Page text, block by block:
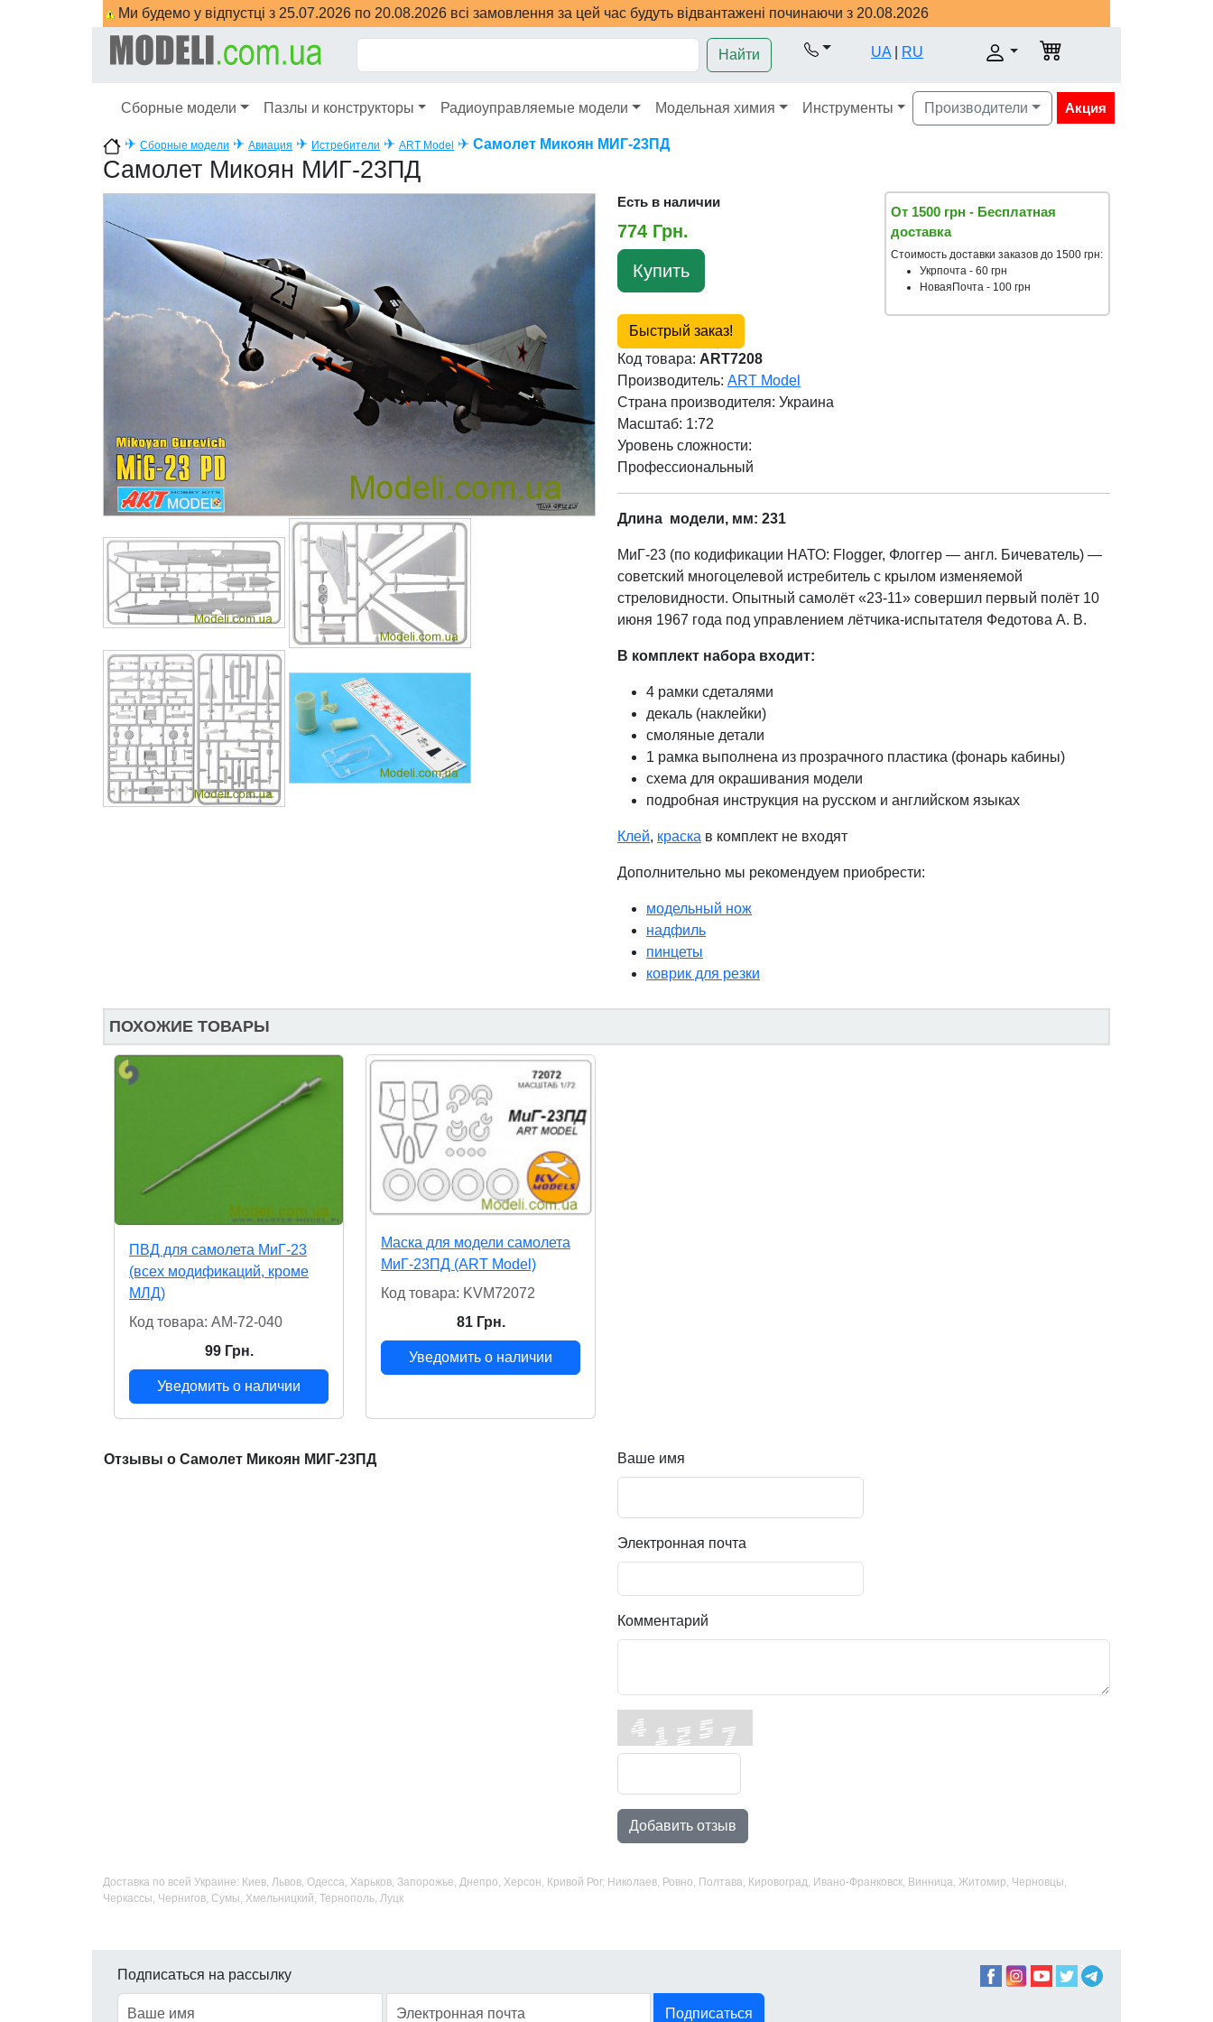
Ми будемо у відпустці з 25.07.2026 по 20.08.2026 всі замовлення за цей час будуть відвантажені починаючи з 20.08.2026
Найти UA RU
Сборные модели Пазлы и конструкторы Радиоуправляемые модели Модельная химия Инструменты Производители Акция
✈ Сборные модели ✈ Авиация ✈ Истребители ✈ ART Model ✈ Самолет Микоян МИГ-23ПД
Самолет Микоян МИГ-23ПД
Есть в наличии
774 Грн.
Купить
Быстрый заказ!
Код товара: ART7208
Производитель: ART Model
Страна производителя: Украина
Масштаб: 1:72
Уровень сложности:
Профессиональный
От 1500 грн - Бесплатная
доставка
Стоимость доставки заказов до 1500 грн:
Укрпочта - 60 грн
НоваяПочта - 100 грн
Длина модели, мм: 231
МиГ-23 (по кодификации НАТО: Flogger, Флоггер — англ. Бичеватель) —
советский многоцелевой истребитель с крылом изменяемой
стреловидности. Опытный самолёт «23-11» совершил первый полёт 10
июня 1967 года под управлением лётчика-испытателя Федотова А. В.
В комплект набора входит:
4 рамки сдеталями
декаль (наклейки)
смоляные детали
1 рамка выполнена из прозрачного пластика (фонарь кабины)
схема для окрашивания модели
подробная инструкция на русском и английском языках
Клей, краска в комплект не входят
Дополнительно мы рекомендуем приобрести:
модельный нож
надфиль
пинцеты
коврик для резки
ПОХОЖИЕ ТОВАРЫ
ПВД для самолета МиГ-23
(всех модификаций, кроме
МЛД)
Код товара: AM-72-040
99 Грн.
Уведомить о наличии
Маска для модели самолета
МиГ-23ПД (ART Model)
Код товара: KVM72072
81 Грн.
Уведомить о наличии
Отзывы о Самолет Микоян МИГ-23ПД Ваше имя
Электронная почта
Комментарий
Добавить отзыв
Доставка по всей Украине: Киев, Львов, Одесса, Харьков, Запорожье, Днепро, Херсон, Кривой Рог, Николаев, Ровно, Полтава, Кировоград, Ивано-Франковск, Винница, Житомир, Черновцы,
Черкассы, Чернигов, Сумы, Хмельницкий, Тернополь, Луцк
Подписаться на рассылку
Подписаться